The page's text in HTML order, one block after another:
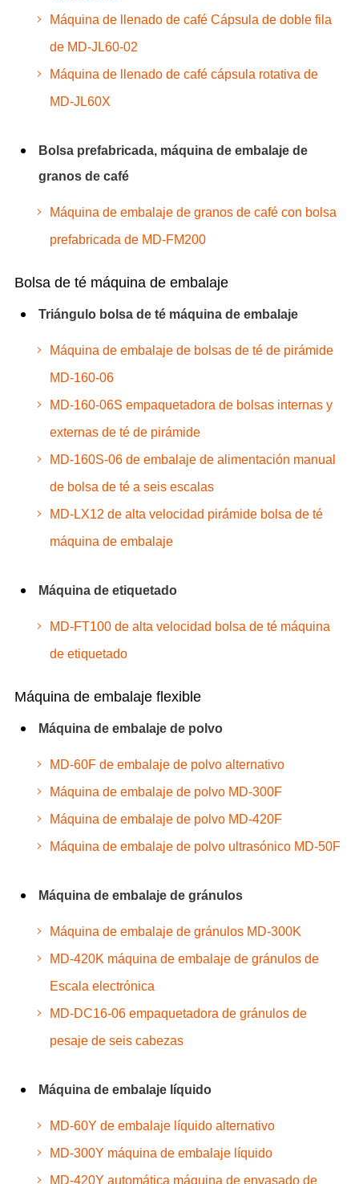
Máquina de llenado de café Cápsula de doble fila
de MD-JL60-02
Máquina de llenado de café cápsula rotativa de
MD-JL60X
Bolsa prefabricada, máquina de embalaje de
granos de café
Máquina de embalaje de granos de café con bolsa
prefabricada de MD-FM200
Bolsa de té máquina de embalaje
Triángulo bolsa de té máquina de embalaje
Máquina de embalaje de bolsas de té de pirámide
MD-160-06
MD-160-06S empaquetadora de bolsas internas y
externas de té de pirámide
MD-160S-06 de embalaje de alimentación manual
de bolsa de té a seis escalas
MD-LX12 de alta velocidad pirámide bolsa de té
máquina de embalaje
Máquina de etiquetado
MD-FT100 de alta velocidad bolsa de té máquina
de etiquetado
Máquina de embalaje flexible
Máquina de embalaje de polvo
MD-60F de embalaje de polvo alternativo
Máquina de embalaje de polvo MD-300F
Máquina de embalaje de polvo MD-420F
Máquina de embalaje de polvo ultrasónico MD-50F
Máquina de embalaje de gránulos
Máquina de embalaje de gránulos MD-300K
MD-420K máquina de embalaje de gránulos de
Escala electrónica
MD-DC16-06 empaquetadora de gránulos de
pesaje de seis cabezas
Máquina de embalaje líquido
MD-60Y de embalaje líquido alternativo
MD-300Y máquina de embalaje líquido
MD-420Y automática máquina de envasado de